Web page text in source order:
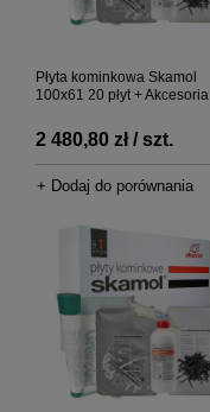
Płyta kominkowa Skamol
100x61 20 płyt + Akcesoria
2 480,80 zł / szt.
+ Dodaj do porównania